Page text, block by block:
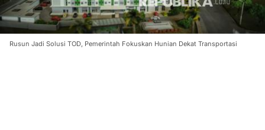
Rusun Jadi Solusi TOD, Pemerintah Fokuskan Hunian Dekat Transportasi